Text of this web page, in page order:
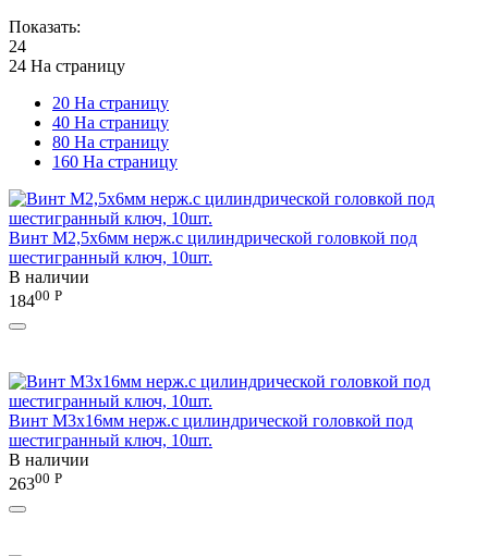
Показать:
24
24 На страницу
20 На страницу
40 На страницу
80 На страницу
160 На страницу
Винт М2,5х6мм нерж.с цилиндрической головкой под
шестигранный ключ, 10шт.
В наличии
18400 Р
Винт М3х16мм нерж.с цилиндрической головкой под
шестигранный ключ, 10шт.
В наличии
26300 Р